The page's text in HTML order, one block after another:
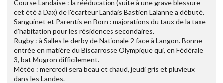
Course Landaise : la rééducation (suite à une grave blessure
cet été à Dax) de l'écarteur Landais Bastien Lalanne a débuté.
Sanguinet et Parentis en Born : majorations du taux de la taxe
d'habitation pour les résidences secondaires.
Rugby : à Salles le derby de Nationale 2 face à Langon. Bonne
entrée en matière du Biscarrosse Olympique qui, en Fédérale
3, bat Mugron difficilement.
Météo : mercredi sera beau et chaud, jeudi gris et pluvieux
dans les Landes.